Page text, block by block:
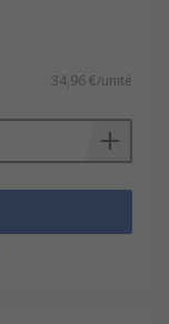
34,96 €/unité